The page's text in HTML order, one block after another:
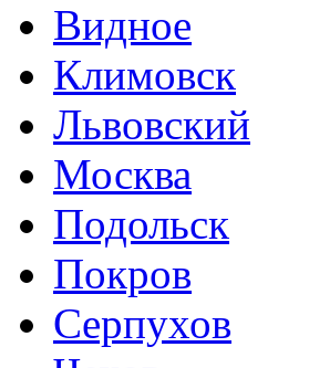
Видное
Климовск
Львовский
Москва
Подольск
Покров
Серпухов